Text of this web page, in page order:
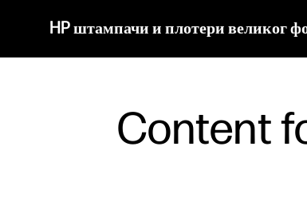
HP штампачи и плотери великог
Content
Filter category